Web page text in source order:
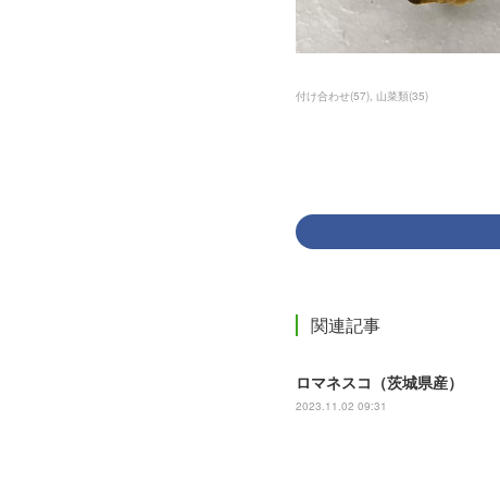
付け合わせ(57) 山菜類(35)
関連記事
ロマネスコ（茨城県産）
2023.11.02 09:31